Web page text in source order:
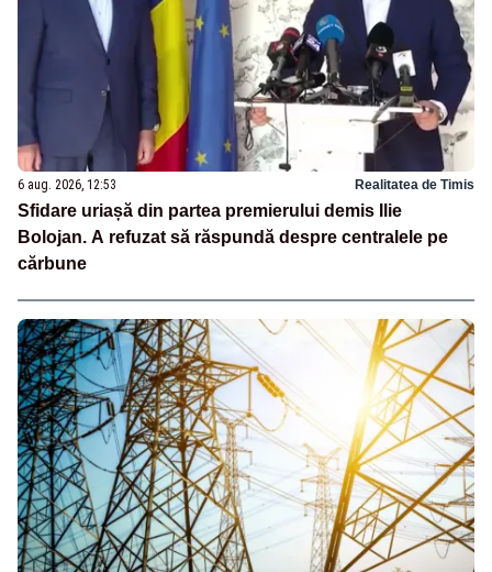
6 aug. 2026, 12:53 Realitatea de Timis
Sfidare uriașă din partea premierului demis Ilie
Bolojan. A refuzat să răspundă despre centralele pe
cărbune